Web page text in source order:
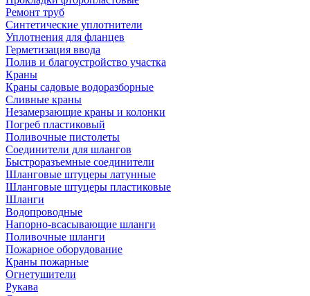
Ремонт труб
Синтетические уплотнители
Уплотнения для фланцев
Герметизация ввода
Полив и благоустройство участка
Краны
Краны садовые водоразборные
Сливные краны
Незамерзающие краны и колонки
Погреб пластиковый
Поливочные пистолеты
Соединители для шлангов
Быстроразъемные соединители
Шланговые штуцеры латунные
Шланговые штуцеры пластиковые
Шланги
Водопроводные
Напорно-всасывающие шланги
Поливочные шланги
Пожарное оборудование
Краны пожарные
Огнетушители
Рукава